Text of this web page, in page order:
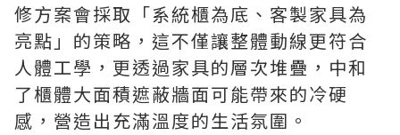
修方案會採取「系統櫃為底、客製家具為
亮點」的策略，這不僅讓整體動線更符合
人體工學，更透過家具的層次堆疊，中和
了櫃體大面積遮蔽牆面可能帶來的冷硬
感，營造出充滿溫度的生活氛圍。